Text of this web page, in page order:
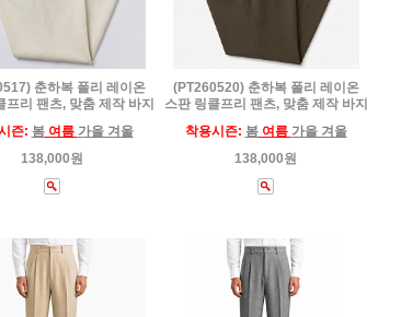
춘하복 폴리 레이온
프리 팬츠, 맞춤 제작 바지
즌: 봄여름 가을 겨울
138,000원
(PT260520) 춘하복 폴리 레이온
스판 링클프리 팬츠, 맞춤 제작 바지
착용시즌: 봄여름 가을 겨울
138,000원